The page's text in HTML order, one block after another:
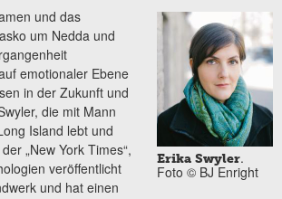
Erika Swyler.
Foto © BJ Enright
und das
um Nedda und
emotionaler Ebene
in der Zukunft und
die mit Mann
Island lebt und
„New York Times“,
veröffentlicht
und hat einen